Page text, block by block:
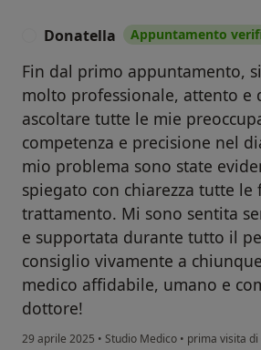
Donatella Appuntamento
Fin dal primo appuntamento,
molto professionale, attento e
ascoltare tutte le mie
competenza e precisione nel
mio problema sono state
spiegato con chiarezza tutte le
trattamento. Mi sono sentita
e supportata durante tutto il
consiglio vivamente a
medico affidabile, umano e
dottore!
29 aprile 2025 • Studio Medico • prima visita